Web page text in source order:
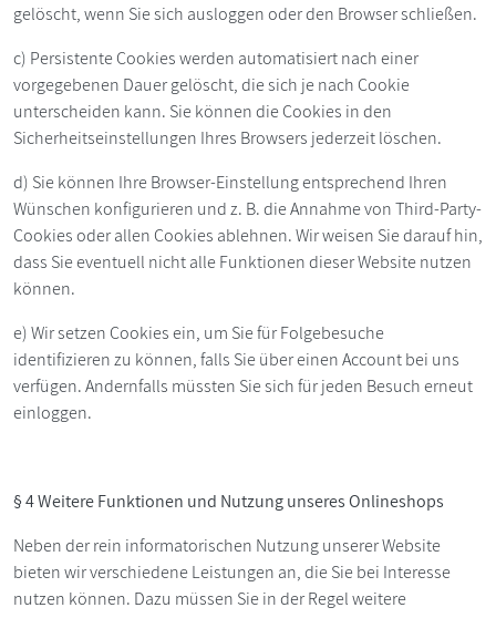
gelöscht, wenn Sie sich ausloggen oder den Browser schließen.
c) Persistente Cookies werden automatisiert nach einer
vorgegebenen Dauer gelöscht, die sich je nach Cookie
unterscheiden kann. Sie können die Cookies in den
Sicherheitseinstellungen Ihres Browsers jederzeit löschen.
d) Sie können Ihre Browser-Einstellung entsprechend Ihren
Wünschen konfigurieren und z. B. die Annahme von Third-Party-
Cookies oder allen Cookies ablehnen. Wir weisen Sie darauf hin,
dass Sie eventuell nicht alle Funktionen dieser Website nutzen
können.
e) Wir setzen Cookies ein, um Sie für Folgebesuche
identifizieren zu können, falls Sie über einen Account bei uns
verfügen. Andernfalls müssten Sie sich für jeden Besuch erneut
einloggen.
§ 4 Weitere Funktionen und Nutzung unseres Onlineshops
Neben der rein informatorischen Nutzung unserer Website
bieten wir verschiedene Leistungen an, die Sie bei Interesse
nutzen können. Dazu müssen Sie in der Regel weitere